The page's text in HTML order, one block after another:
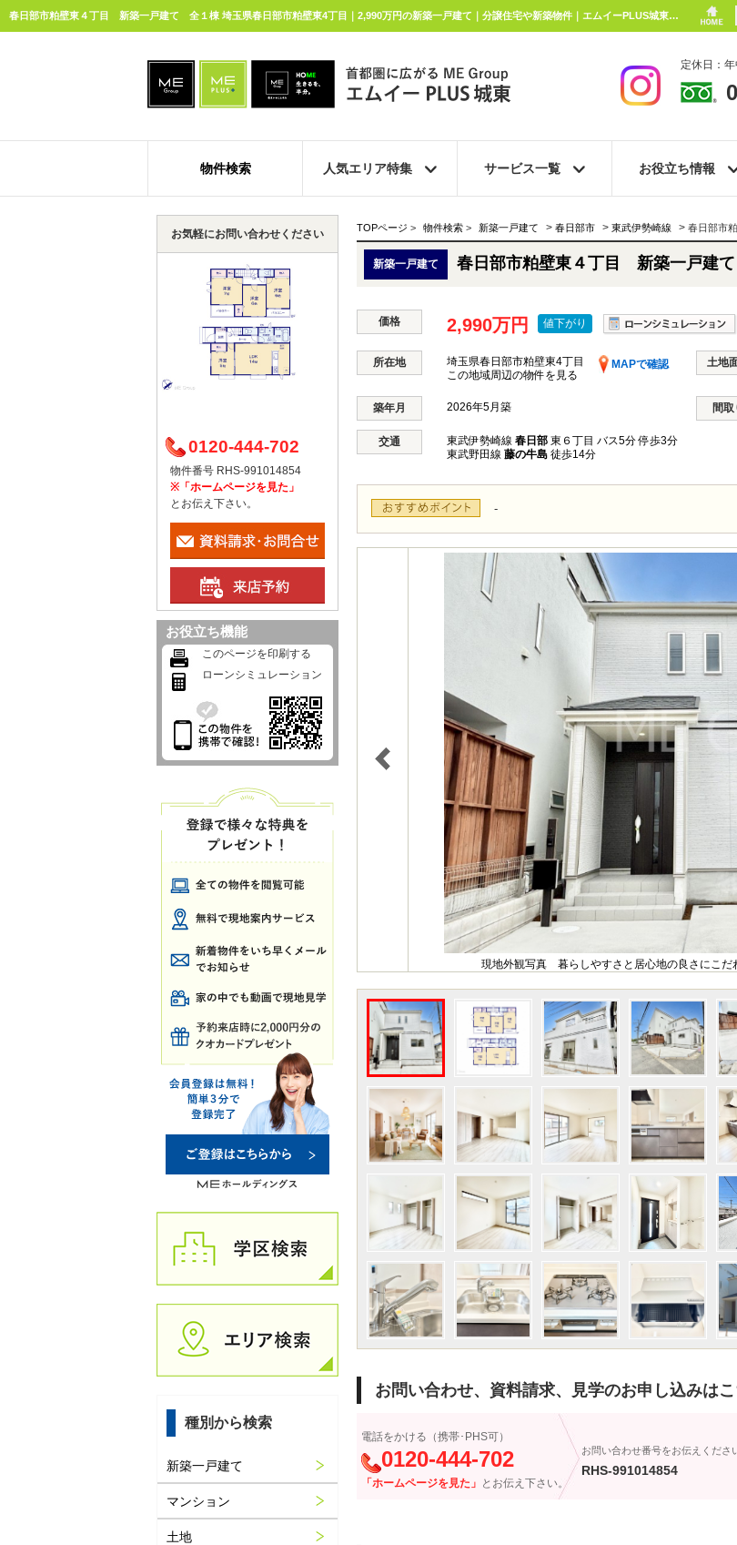
春日部市粕壁東４丁目 新築一戸建て 全１棟 埼玉県春日部市粕壁東4丁目｜2,990万円の新築一戸建て｜分譲住宅や新築物件｜エムイーPLUS城東株式会社
定休日：
物件検索 人気エリア特集 サービス一覧 お役立ち情報
TOPページ > 物件検索 > 新築一戸建て > 春日部市 > 東武伊勢崎線 > 春日部市
新築一戸建て 春日部市粕壁東４丁目 新築一戸建
価格 2,990万円 値下がり
所在地 埼玉県春日部市粕壁東4丁目
MAPで確認
この地域周辺の物件を見る
土地
築年月 2026年5月築 間取
交通 東武伊勢崎線 春日部 東６丁目 バス5分 停歩3分
東武野田線 藤の牛島 徒歩14分
-
現地外観写真 暮らしやすさと居心地の良さにこだ
お問い合わせ、資料請求、見学のお申し込みは
電話をかける（携帯･PHS可）
0120-444-702
「ホームページを見た」 とお伝え下さい。
お問い合わせ番号をお伝えくださ
RHS-991014854
お気軽にお問い合わせください
0120-444-702
物件番号 RHS-991014854
※「ホームページを見た」
とお伝え下さい。
お役立ち機能
このページを印刷する
ローンシミュレーション
種別から検索
新築一戸建て
マンション
土地